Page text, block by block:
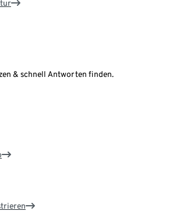
& schnell Antworten finden.